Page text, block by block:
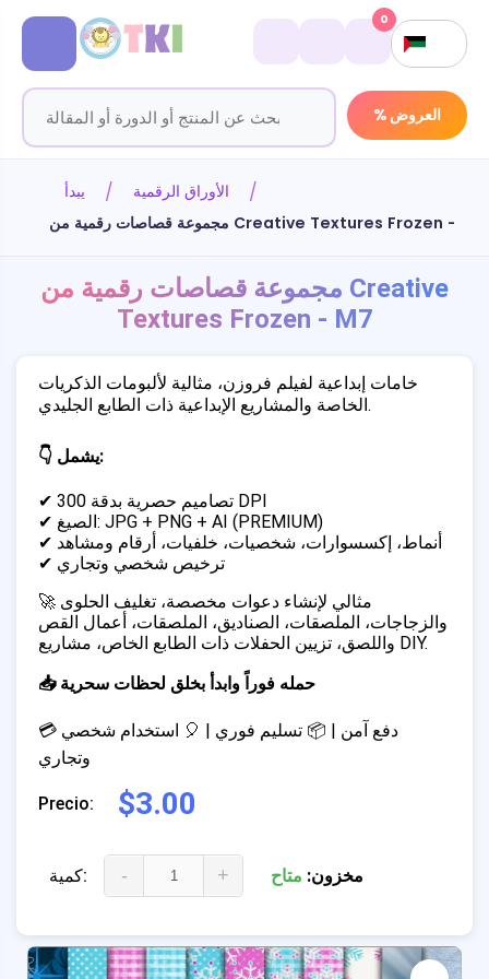
% العروض
0
يبدأ
الأوراق الرقمية
مجموعة قصاصات رقمية من Creative Textures Frozen - M7
مجموعة قصاصات رقمية من Creative
Textures Frozen - M7
خامات إبداعية لفيلم فروزن، مثالية لألبومات الذكريات
الخاصة والمشاريع الإبداعية ذات الطابع الجليدي.
👇 يشمل:
✔ تصاميم حصرية بدقة 300 DPI
✔ الصيغ: JPG + PNG + AI (PREMIUM)
✔ أنماط، إكسسوارات، شخصيات، خلفيات، أرقام ومشاهد
✔ ترخيص شخصي وتجاري
🚀 مثالي لإنشاء دعوات مخصصة، تغليف الحلوى
والزجاجات، الملصقات، الصناديق، الملصقات، أعمال القص
واللصق، تزيين الحفلات ذات الطابع الخاص، مشاريع DIY.
📥 حمله فوراً وابدأ بخلق لحظات سحرية
💳 دفع آمن | 📦 تسليم فوري | 🎈 استخدام شخصي
وتجاري
Precio: $3.00
كمية: - + مخزون: متاح